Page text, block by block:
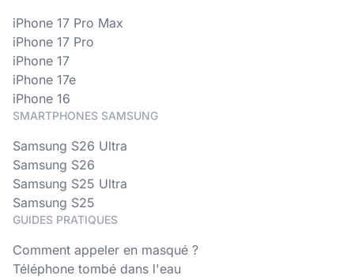
iPhone 17 Pro Max
iPhone 17 Pro
iPhone 17
iPhone 17e
iPhone 16
SMARTPHONES SAMSUNG
Samsung S26 Ultra
Samsung S26
Samsung S25 Ultra
Samsung S25
GUIDES PRATIQUES
Comment appeler en masqué ?
Téléphone tombé dans l'eau